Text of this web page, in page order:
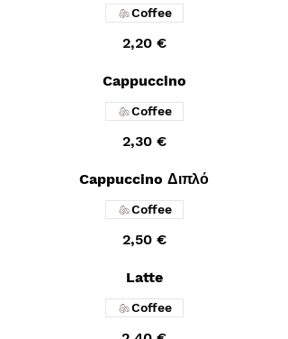
2,20 €
Coffee
Cappuccino
2,30 €
Coffee
Cappuccino Διπλό
2,50 €
Coffee
Latte
Coffee